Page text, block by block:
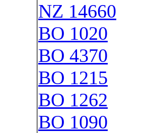
NZ 14660
BO 1020
BO 4370
BO 1215
BO 1262
BO 1090